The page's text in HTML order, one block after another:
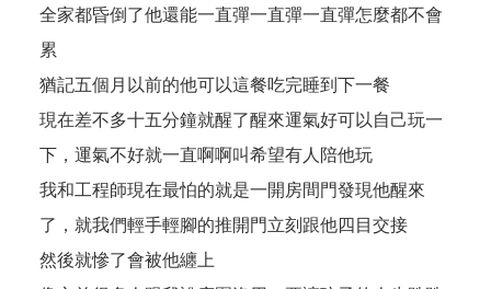
全家都昏倒了他還能一直彈一直彈一直彈怎麼都不會
累
猶記五個月以前的他可以這餐吃完睡到下一餐
現在差不多十五分鐘就醒了醒來運氣好可以自己玩一
下，運氣不好就一直啊啊叫希望有人陪他玩
我和工程師現在最怕的就是一開房間門發現他醒來
了，就我們輕手輕腳的推開門立刻跟他四目交接
然後就慘了會被他纏上